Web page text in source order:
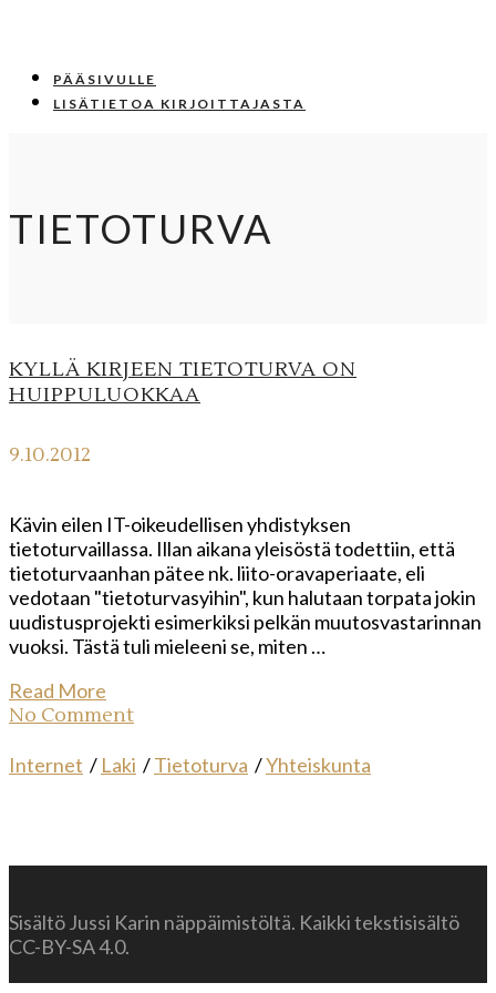
PÄÄSIVULLE
LISÄTIETOA KIRJOITTAJASTA
TIETOTURVA
KYLLÄ KIRJEEN TIETOTURVA ON
HUIPPULUOKKAA
9.10.2012
Kävin eilen IT-oikeudellisen yhdistyksen
tietoturvaillassa. Illan aikana yleisöstä todettiin, että
tietoturvaanhan pätee nk. liito-oravaperiaate, eli
vedotaan "tietoturvasyihin", kun halutaan torpata jokin
uudistusprojekti esimerkiksi pelkän muutosvastarinnan
vuoksi. Tästä tuli mieleeni se, miten …
Read More
No Comment
Internet / Laki /Tietoturva /Yhteiskunta
Sisältö Jussi Karin näppäimistöltä. Kaikki tekstisisältö
CC-BY-SA 4.0.